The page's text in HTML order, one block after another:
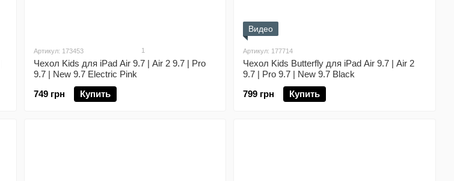
Артикул: 173453 1
Чехол Kids для iPad Air 9.7 | Air 2 9.7 | Pro
9.7 | New 9.7 Electric Pink
749 грн
Купить
Видео
Артикул: 177714
Чехол Kids Butterfly для iPad Air 9.7 | Air 2
9.7 | Pro 9.7 | New 9.7 Black
799 грн
Купить